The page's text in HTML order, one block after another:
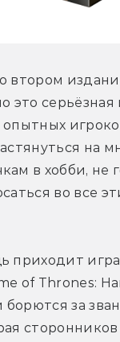
втором
это серьёзная
опытных
на
в хобби, не
во все
приходит
of Thrones:
борются за